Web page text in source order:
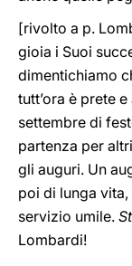
[rivolto a p.
gioia i Suoi
dimentichiamo
tutt’ora è prete
settembre di
partenza per
gli auguri. Un
poi di lunga
servizio umile.
Lombardi!